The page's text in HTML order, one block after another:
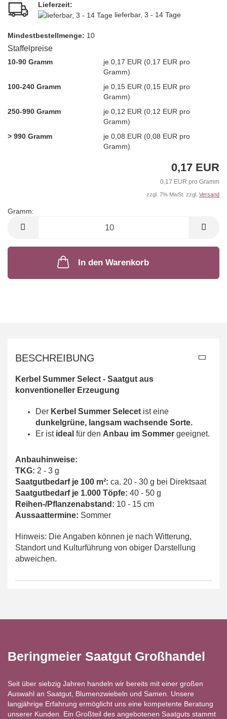
Lieferzeit:
lieferbar, 3 - 14 Tage
Mindest­bestellmenge: 10
Staffelpreise
10-90 Gramm
je 0,17 EUR (0,17 EUR pro
Gramm)
100-240 Gramm
je 0,15 EUR (0,15 EUR pro
Gramm)
250-990 Gramm
je 0,12 EUR (0,12 EUR pro
Gramm)
> 990 Gramm
je 0,08 EUR (0,08 EUR pro
Gramm)
0,17 EUR
0,17 EUR pro Gramm
zzgl. 7% MwSt. zzgl. Versand
Gramm:
In den Warenkorb
BESCHREIBUNG
Kerbel Summer Select - Saatgut aus
konventioneller Erzeugung
Der Kerbel Summer Selecet ist eine
dunkelgrüne, langsam wachsende Sorte.
Er ist ideal für den Anbau im Sommer geeignet.
Anbauhinweise:
TKG: 2 - 3 g
Saatgutbedarf je 100 m²: ca. 20 - 30 g bei Direktsaat
Saatgutbedarf je 1.000 Töpfe: 40 - 50 g
Reihen-/Pflanzenabstand: 10 - 15 cm
Aussaattermine: Sommer
Hinweis: Die Angaben können je nach Witterung,
Standort und Kulturführung von obiger Darstellung
abweichen.
Beringmeier Saatgut Großhandel
Seit über siebzig Jahren handeln wir bereits mit einer großen
Auswahl an Saatgut, Blumenzwiebeln und Samen. Unsere
langjährige Erfahrung ermöglicht uns eine kompetente Beratung
unserer Kunden. Ein Großteil des angebotenen Saatguts stammt